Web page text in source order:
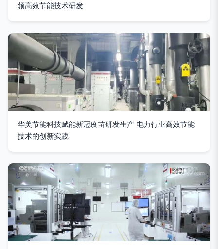
领高效节能技术研发
华美节能科技赋能新冠疫苗研发生产 电力行业高效节能
技术的创新实践